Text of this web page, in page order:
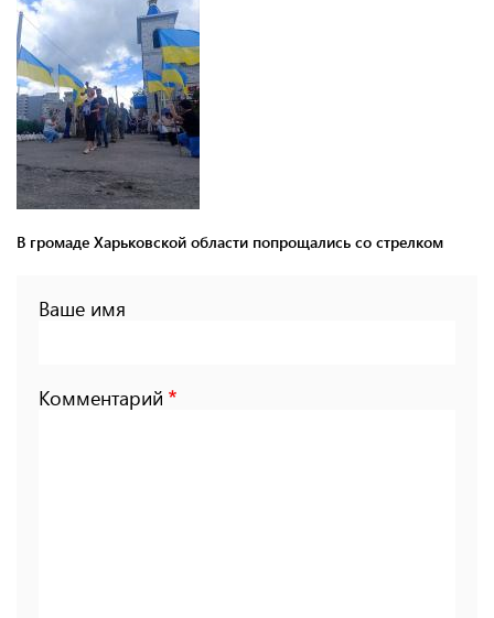
В громаде Харьковской области попрощались со стрелком
Ваше имя
Комментарий